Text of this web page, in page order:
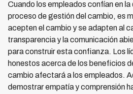
Cuando los empleados confían en la
proceso de gestión del cambio, es
acepten el cambio y se adapten al
transparencia y la comunicación
para construir esta confianza. Los
honestos acerca de los beneficios
cambio afectará a los empleados.
demostrar empatía y comprensión